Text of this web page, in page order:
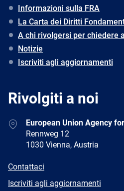
Informazioni sulla FRA
La Carta dei Diritti
A chi rivolgersi per chiedere
Notizie
Iscriviti agli aggiornamenti
Rivolgiti a noi
AddressEuropean Union Agency
Rennweg 12
1030 Vienna, Austria
E-
Contattaci
Newsletter
Iscriviti agli aggiornamenti